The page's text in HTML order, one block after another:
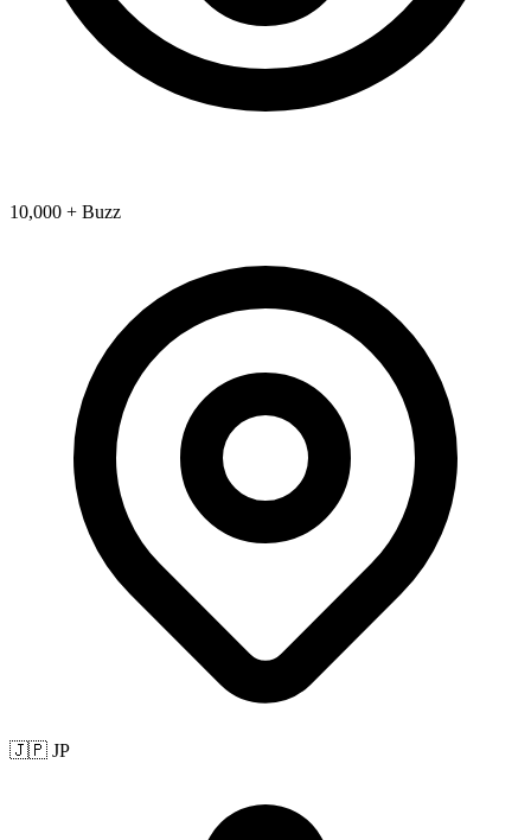
10,000 + Buzz
🇯🇵 JP